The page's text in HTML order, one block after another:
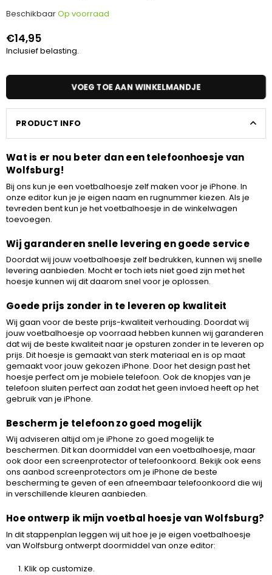
BeschikbaarOp voorraad
Normale
prijs
€14,95
Inclusief belasting.
VOEG TOE AAN WINKELMANDJE
PRODUCT INFO
Wat is er nou beter dan een telefoonhoesje van
Wolfsburg!
Bij ons kun je een voetbalhoesje zelf maken voor je iPhone. In
onze editor kun je je eigen naam en rugnummer kiezen. Als je
tevreden bent kun je het voetbalhoesje in de winkelwagen
toevoegen.
Wij garanderen snelle levering en goede service
Doordat wij jouw voetbalhoesje zelf bedrukken, kunnen wij snelle
levering aanbieden. Mocht er toch iets niet goed zijn met het
hoesje kunnen wij dit daarom snel voor je oplossen.
Goede prijs zonder in te leveren op kwaliteit
Wij gaan voor de beste prijs-kwaliteit verhouding. Doordat wij
jouw voetbalhoesje op voorraad hebben kunnen wij garanderen
dat wij de beste kwaliteit naar je opsturen zonder in te leveren op
prijs. Dit hoesje is gemaakt van sterk materiaal en is op maat
gemaakt voor jouw gekozen iPhone. Door het design past het
hoesje perfect om je mobiele telefoon. Ook de knopjes van je
telefoon sluiten perfect aan zodat het geen invloed heeft op het
gebruik van je iPhone.
Bescherm je telefoon zo goed mogelijk
Wij adviseren altijd om je iPhone zo goed mogelijk te
beschermen. Dit kan doormiddel van een voetbalhoesje, maar
ook door een screenprotector of telefoonkoord. Bekijk ook eens
ons aanbod screenprotectors om je iPhone de beste
bescherming te geven of een afneembaar telefoonkoord die wij
in verschillende kleuren aanbieden.
Hoe ontwerp ik mijn voetbal hoesje van Wolfsburg?
In dit stappenplan leggen wij uit hoe je je eigen voetbalhoesje
van Wolfsburg ontwerpt doormiddel van onze editor:
Klik op customize.